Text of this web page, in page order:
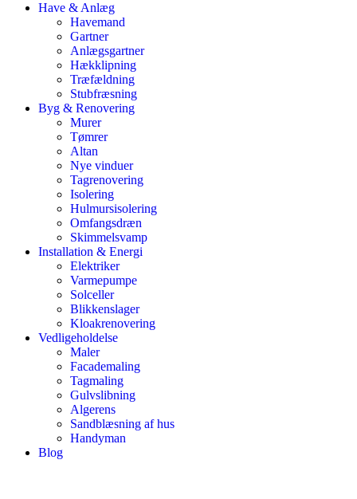
Have & Anlæg
Havemand
Gartner
Anlægsgartner
Hækklipning
Træfældning
Stubfræsning
Byg & Renovering
Murer
Tømrer
Altan
Nye vinduer
Tagrenovering
Isolering
Hulmursisolering
Omfangsdræn
Skimmelsvamp
Installation & Energi
Elektriker
Varmepumpe
Solceller
Blikkenslager
Kloakrenovering
Vedligeholdelse
Maler
Facademaling
Tagmaling
Gulvslibning
Algerens
Sandblæsning af hus
Handyman
Blog